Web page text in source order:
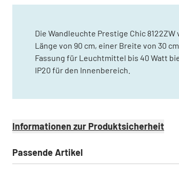
Die Wandleuchte Prestige Chic
Länge von 90 cm, einer Breite von 30
Fassung für Leuchtmittel bis 40 Watt
IP20 für den Innenbereich.
Informationen zur Produktsicherheit
Passende Artikel